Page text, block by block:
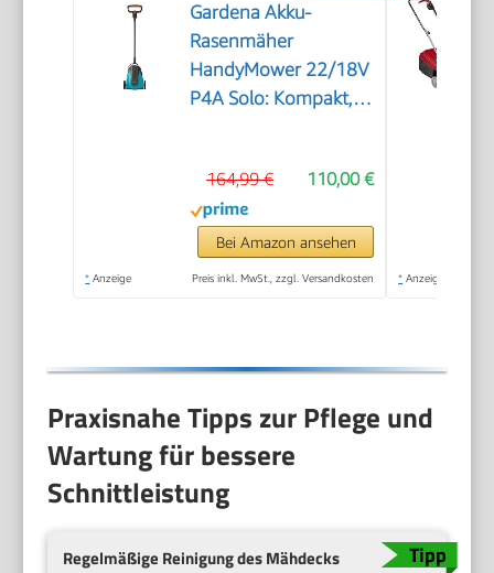
Gardena Akku-
Rasenmäher
HandyMower 22/18V
P4A Solo: Kompakt,
Rasenflächen bis 50
m², Kabellos (14620-
55)
110,00 €
164,99 €
Bei Amazon ansehen
* Anzeige Preis inkl. MwSt., zzgl. Versandkosten * Anzeige
Praxisnahe Tipps zur Pflege und
Wartung für bessere
Schnittleistung
Regelmäßige Reinigung des Mähdecks